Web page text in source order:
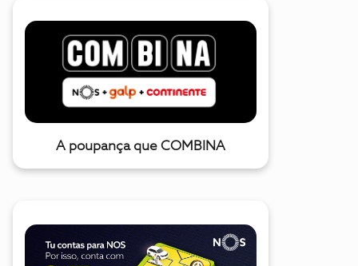
A poupança que COMBINA